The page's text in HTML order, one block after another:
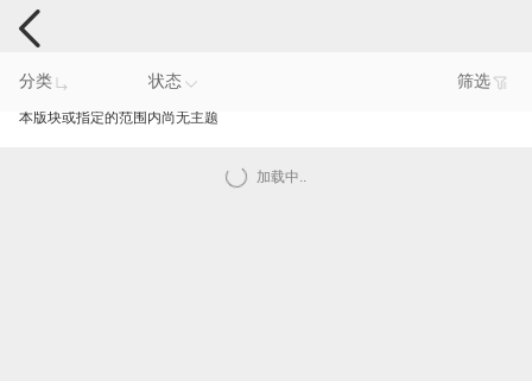
手机反馈
分类 状态 筛选
本版块或指定的范围内尚无主题
加载中..